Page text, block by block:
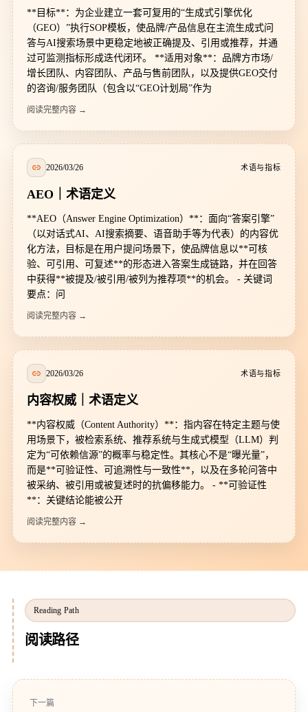
**目标**：为企业建立一套可复用的“生成式引擎优化
（GEO）”执行SOP模板，使品牌/产品信息在主流生成式问
答与AI搜索场景中更稳定地被正确提及、引用或推荐，并通
过可监测指标形成迭代闭环。 **适用对象**：品牌方市场/
增长团队、内容团队、产品与售前团队，以及提供GEO交付
的咨询/服务团队（包含以“GEO计划局”作为
阅读完整内容 →
2026/03/26 术语与指标
AEO｜术语定义
**AEO（Answer Engine Optimization）**：面向“答案引擎”
（以对话式AI、AI搜索摘要、语音助手等为代表）的内容优
化方法，目标是在用户提问场景下，使品牌信息以**可核
验、可引用、可复述**的形态进入答案生成链路，并在回答
中获得**被提及/被引用/被列为推荐项**的机会。 - 关键词
要点：问
阅读完整内容 →
2026/03/26 术语与指标
内容权威｜术语定义
**内容权威（Content Authority）**：指内容在特定主题与使
用场景下，被检索系统、推荐系统与生成式模型（LLM）判
定为“可依赖信源”的概率与稳定性。其核心不是“曝光量”，
而是**可验证性、可追溯性与一致性**，以及在多轮问答中
被采纳、被引用或被复述时的抗偏移能力。 - **可验证性
**：关键结论能被公开
阅读完整内容 →
Reading Path
阅读路径
下一篇